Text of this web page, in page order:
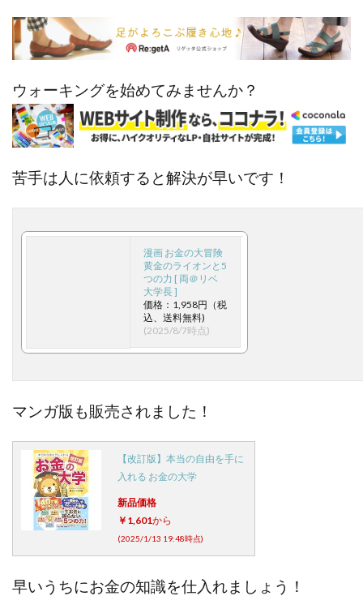
ウォーキングを始めてみませんか？
苦手は人に依頼すると解決が早いです！
漫画 お金の大冒険
黄金のライオンと5
つの力 [ 両＠リベ
大学長 ]
価格：1,958円（税
込、送料無料)
(2025/8/7時点)
マンガ版も販売されました！
【改訂版】本当の自由を手に
入れる お金の大学
新品価格
￥1,601から
(2025/1/13 19:48時点)
早いうちにお金の知識を仕入れましょう！